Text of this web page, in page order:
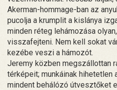
Akerman-hommage-ban az
pucolja a krumplit a kislánya
minden réteg lehámozása
visszafejteni. Nem kell sokat
kezébe veszi a hámozót.
Jeremy közben megszállottan
térképeit; munkáinak hihetetlen
mindent behálózó útvesztőket